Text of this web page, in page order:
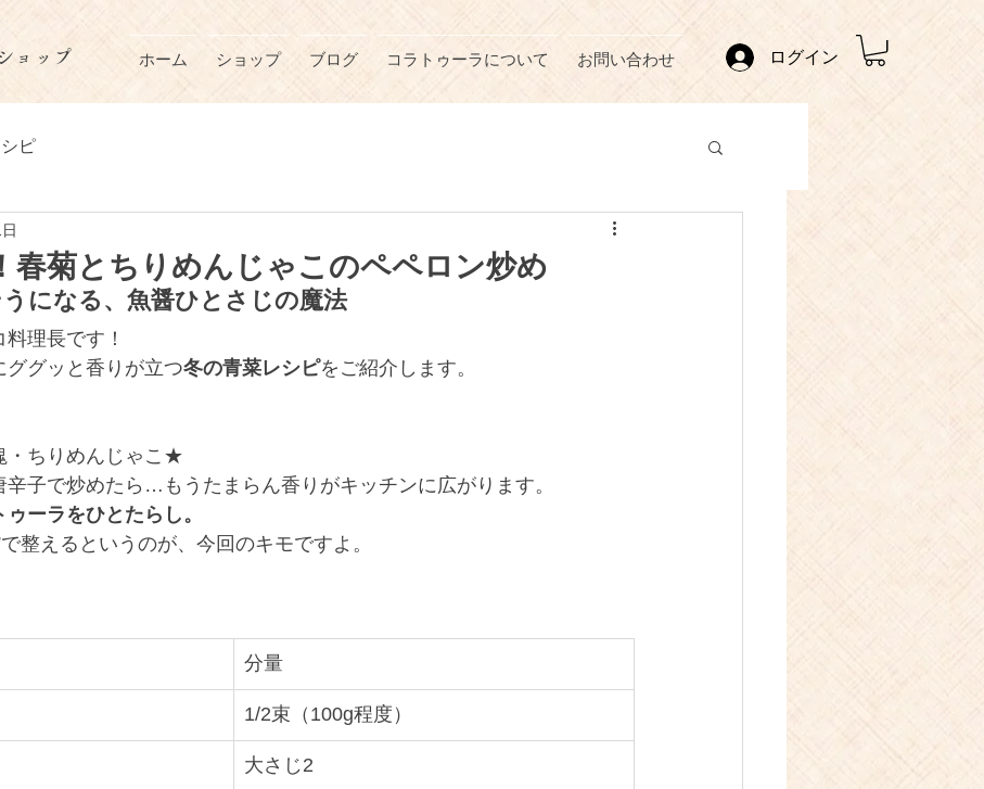
ョップ ホーム ショップ ブログ コラトゥーラについて お問い合わせ ログイン
ピ
春菊とちりめんじゃこのペペロン炒め
になる、魚醤ひとさじの魔法
理長です！
グッと香りが立つ冬の青菜レシピをご紹介します。
・ちりめんじゃこ★
辛子で炒めたら…もうたまらん香りがキッチンに広がります。
ーラをひとたらし。
整えるというのが、今回のキモですよ。
分量
1/2束（100g程度）
大さじ2